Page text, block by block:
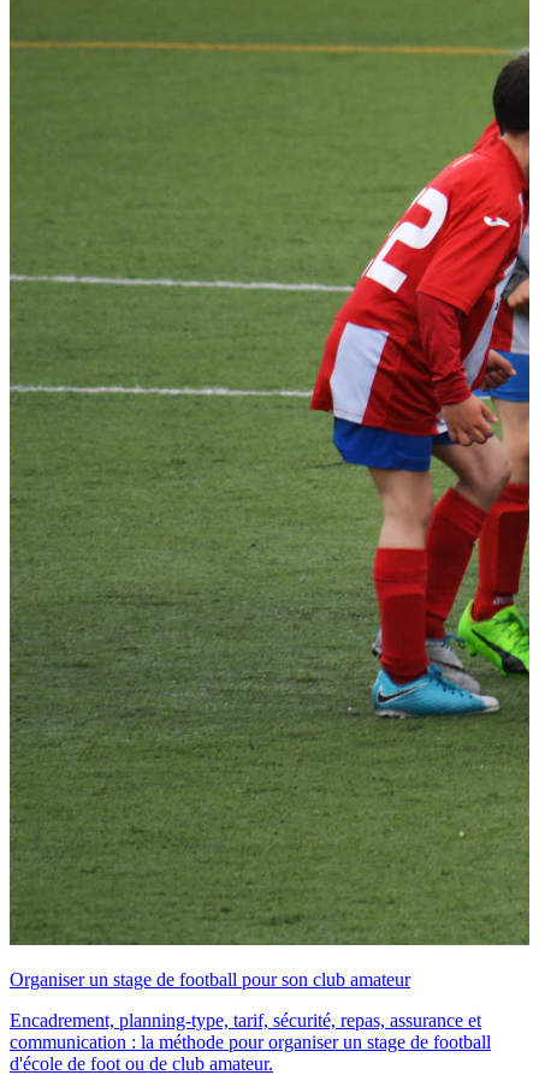
Organiser un stage de football pour son club amateur
Encadrement, planning-type, tarif, sécurité, repas, assurance et
communication : la méthode pour organiser un stage de football
d'école de foot ou de club amateur.